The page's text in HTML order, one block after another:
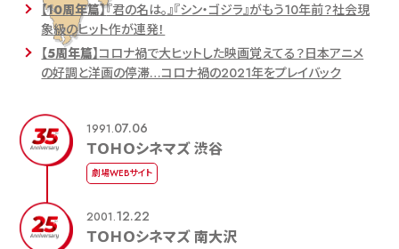
【10周年篇】『君の名は。』『シン・ゴジラ』がもう10年前？社会現
象級のヒット作が連発！
【5周年篇】 コロナ禍で大ヒットした映画覚えてる？日本アニメ
の好調と洋画の停滞…コロナ禍の2021年をプレイバック
1991.07.06
ＴＯＨＯシネマズ 渋谷
劇場WEBサイト
2001.12.22
ＴＯＨＯシネマズ 南大沢